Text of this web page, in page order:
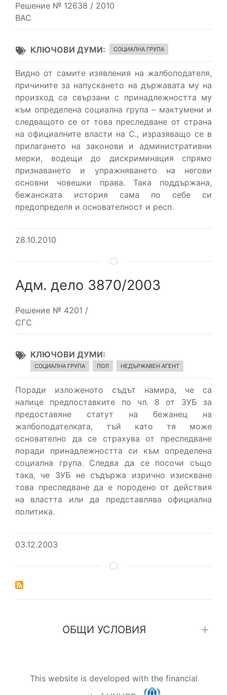
Решение № 12638 / 2010
ВАС
КЛЮЧОВИ ДУМИ СОЦИАЛНА ГРУПА
Видно от самите изявления на жалбоподателя,
причините за напускането на държавата му на
произход са свързани с принадлежността му
към определена социална група – мактумени и
следващото се от това преследване от страна
на официалните власти на С., изразяващо се в
прилагането на законови и административни
мерки, водещи до дискриминация спрямо
признаването и упражняването на негови
основни човешки права. Така поддържана,
бежанската история сама по себе си
предопределя и основателност и респ.
28.10.2010
Адм. дело 3870/2003
Решение № 4201 /
СГС
КЛЮЧОВИ ДУМИ
СОЦИАЛНА ГРУПА ПОЛ НЕДЪРЖАВЕН АГЕНТ
Поради изложеното съдът намира, че са
налице предпоставките по чл. 8 от ЗУБ за
предоставяне статут на бежанец на
жалбоподателката, тъй като тя може
основателно да се страхува от преследване
поради принадлежността си към определена
социална група. Следва да се посочи също
така, че ЗУБ не съдържа изрично изискване
това преследване да е породено от действия
на властта или да представлява официална
политика.
03.12.2003
ОБЩИ УСЛОВИЯ
This website is developed with the financial